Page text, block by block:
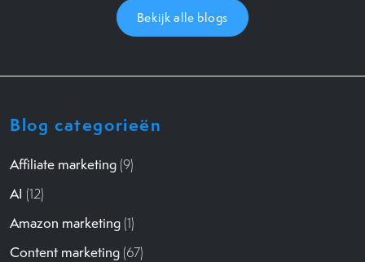
Bekijk alle blogs
Blog categorieën
Affiliate marketing (9)
AI (12)
Amazon marketing (1)
Content marketing (67)